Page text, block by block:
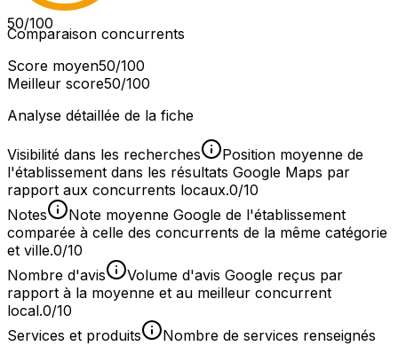
50/100
Comparaison concurrents
Score moyen50/100
Meilleur score50/100
Analyse détaillée de la fiche
Visibilité dans les recherches
Position moyenne de
l'établissement dans les résultats Google Maps par
rapport aux concurrents locaux.0/10
Notes
Note moyenne Google de l'établissement
comparée à celle des concurrents de la même catégorie
et ville.0/10
Nombre d'avis
Volume d'avis Google reçus par
rapport à la moyenne et au meilleur concurrent
local.0/10
Services et produits
Nombre de services renseignés